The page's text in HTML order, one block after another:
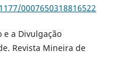
0007650318816522
e a Divulgação
Revista Mineira de